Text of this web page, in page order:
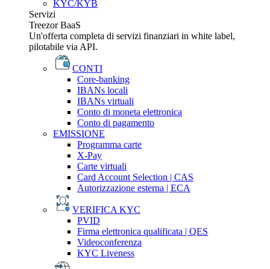
KYC/KYB
Servizi
Treezor BaaS
Un'offerta completa di servizi finanziari in white label,
pilotabile via API.
CONTI
Core-banking
IBANs locali
IBANs virtuali
Conto di moneta elettronica
Conto di pagamento
EMISSIONE
Programma carte
X-Pay
Carte virtuali
Card Account Selection | CAS
Autorizzazione esterna | ECA
VERIFICA KYC
PVID
Firma elettronica qualificata | QES
Videoconferenza
KYC Liveness